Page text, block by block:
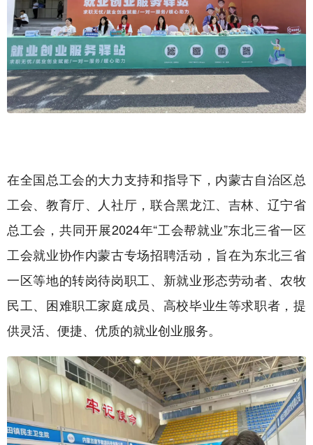
在全国总工会的大力支持和指导下，内蒙古自治区总
工会、教育厅、人社厅，联合黑龙江、吉林、辽宁省
总工会，共同开展2024年“工会帮就业”东北三省一区
工会就业协作内蒙古专场招聘活动，旨在为东北三省
一区等地的转岗待岗职工、新就业形态劳动者、农牧
民工、困难职工家庭成员、高校毕业生等求职者，提
供灵活、便捷、优质的就业创业服务。